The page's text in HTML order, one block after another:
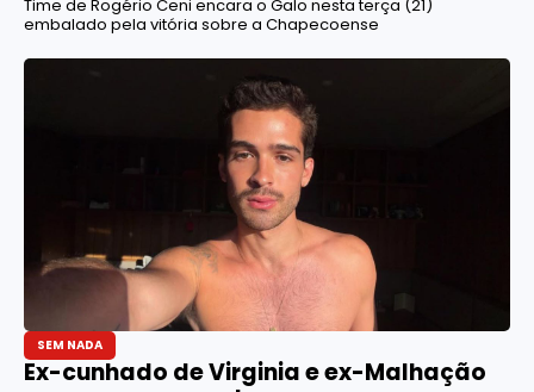
Time de Rogério Ceni encara o Galo nesta terça (21)
embalado pela vitória sobre a Chapecoense
SEM NADA
Ex-cunhado de Virginia e ex-Malhação